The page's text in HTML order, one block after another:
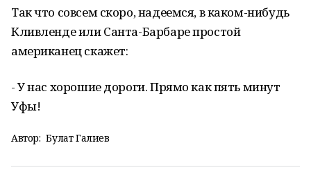
Так что совсем скоро, надеемся, в каком-нибудь
Кливленде или Санта-Барбаре простой
американец скажет:
- У нас хорошие дороги. Прямо как пять минут
Уфы!
Автор: Булат Галиев